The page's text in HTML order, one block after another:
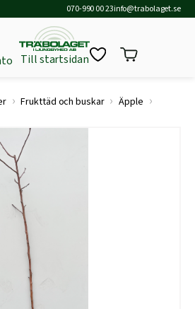
070-990 00 23info@trabolaget.se
Till startsidan
› Frukttäd och buskar › Äpple ›